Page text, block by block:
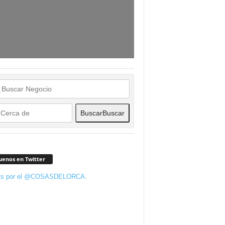
BuscarBuscar
en Twitter
por el @COSASDELORCA.